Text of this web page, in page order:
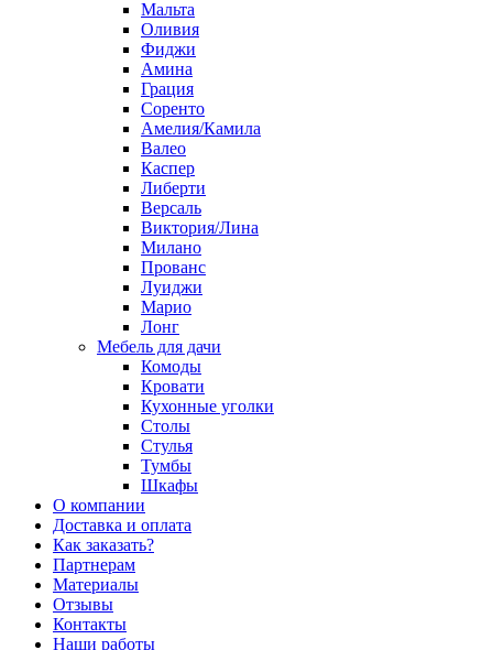
Мальта
Оливия
Фиджи
Амина
Грация
Соренто
Амелия/Камила
Валео
Каспер
Либерти
Версаль
Виктория/Лина
Милано
Прованс
Луиджи
Марио
Лонг
Мебель для дачи
Комоды
Кровати
Кухонные уголки
Столы
Стулья
Тумбы
Шкафы
О компании
Доставка и оплата
Как заказать?
Партнерам
Материалы
Отзывы
Контакты
Наши работы